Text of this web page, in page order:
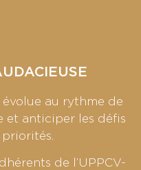
évolue au rythme de
et anticiper les défis
de l’UPPCV-